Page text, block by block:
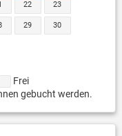
22 23
29 30
Frei
gebucht werden.